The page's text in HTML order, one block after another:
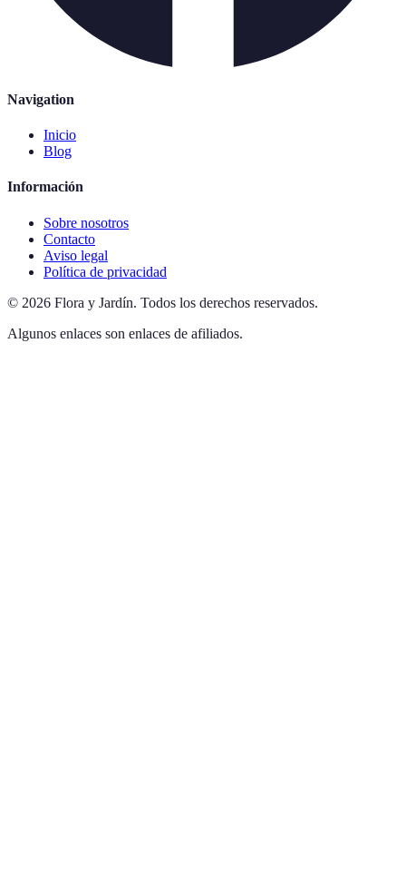
Navigation
Inicio
Blog
Información
Sobre nosotros
Contacto
Aviso legal
Política de privacidad
© 2026 Flora y Jardín. Todos los derechos reservados.
Algunos enlaces son enlaces de afiliados.